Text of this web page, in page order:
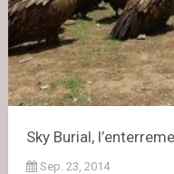
Sky Burial,
Sep. 23, 2014